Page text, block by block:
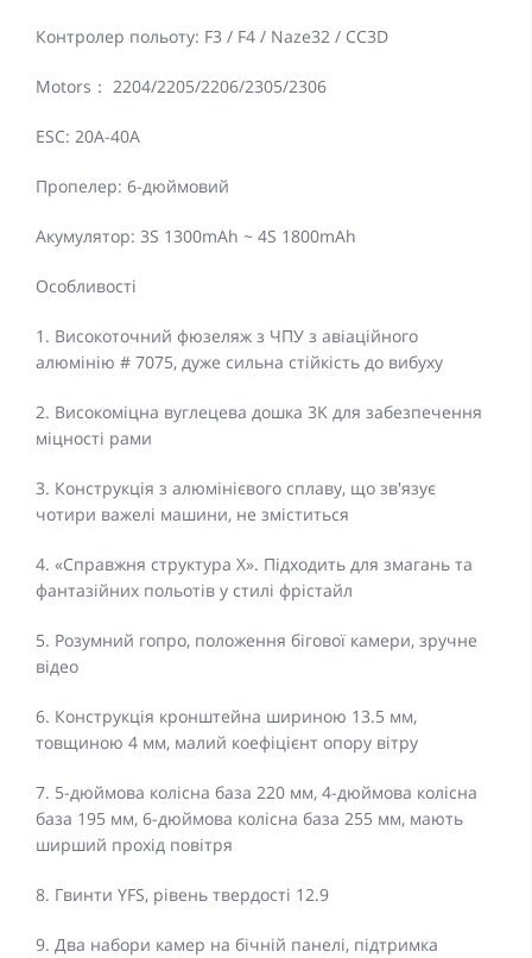
Контролер польоту: F3 / F4 / Naze32 / CC3D
Motors： 2204/2205/2206/2305/2306
ESC: 20A-40A
Пропелер: 6-дюймовий
Акумулятор: 3S 1300mAh ~ 4S 1800mAh
Особливості
1. Високоточний фюзеляж з ЧПУ з авіаційного
алюмінію # 7075, дуже сильна стійкість до вибуху
2. Високоміцна вуглецева дошка 3K для забезпечення
міцності рами
3. Конструкція з алюмінієвого сплаву, що зв'язує
чотири важелі машини, не зміститься
4. «Справжня структура X». Підходить для змагань та
фантазійних польотів у стилі фрістайл
5. Розумний гопро, положення бігової камери, зручне
відео
6. Конструкція кронштейна шириною 13.5 мм,
товщиною 4 мм, малий коефіцієнт опору вітру
7. 5-дюймова колісна база 220 мм, 4-дюймова колісна
база 195 мм, 6-дюймова колісна база 255 мм, мають
ширший прохід повітря
8. Гвинти YFS, рівень твердості 12.9
9. Два набори камер на бічній панелі, підтримка